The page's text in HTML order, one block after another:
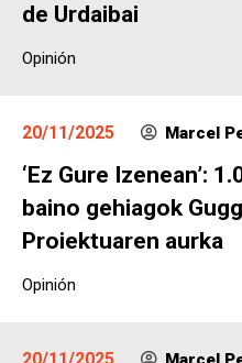
de Urdaibai
Opinión
20/11/2025 Marcel
‘Ez Gure Izenean’:
baino gehiagok
Proiektuaren aurka
Opinión